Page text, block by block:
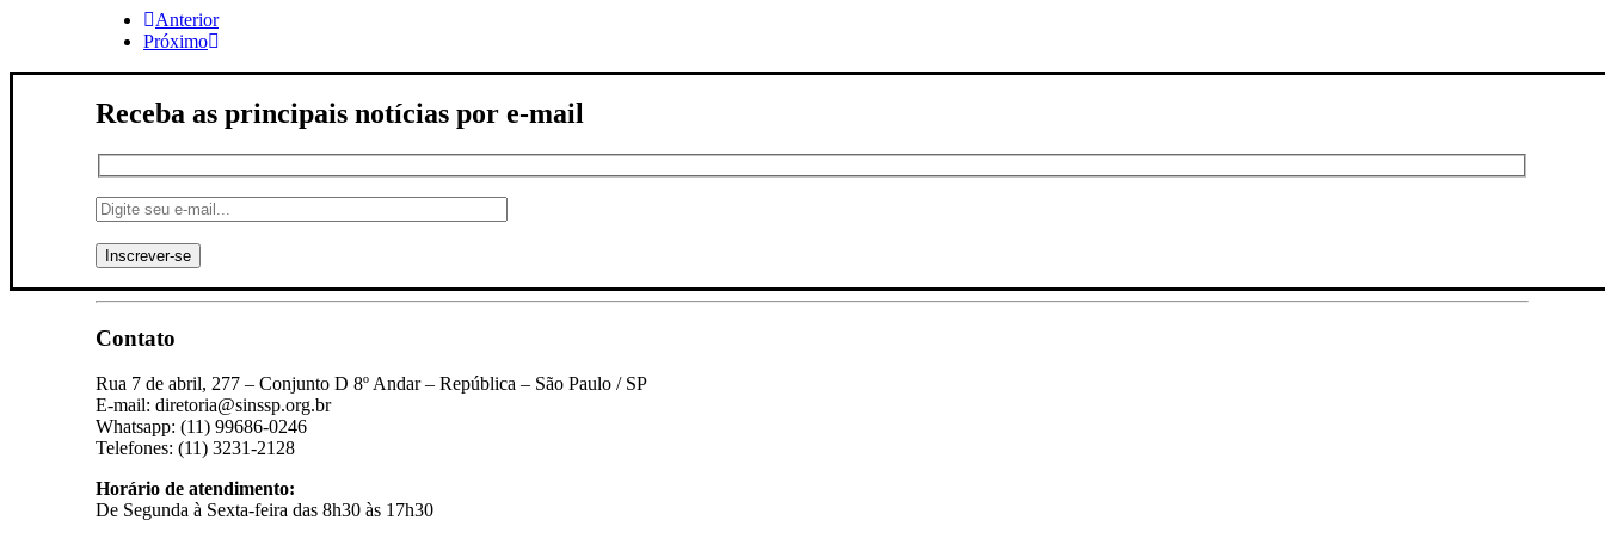
Anterior
Próximo
Receba as principais notícias por e-mail
Contato
Rua 7 de abril, 277 – Conjunto D 8º Andar – República – São Paulo / SP
E-mail: diretoria@sinssp.org.br
Whatsapp: (11) 99686-0246
Telefones: (11) 3231-2128
Horário de atendimento:
De Segunda à Sexta-feira das 8h30 às 17h30